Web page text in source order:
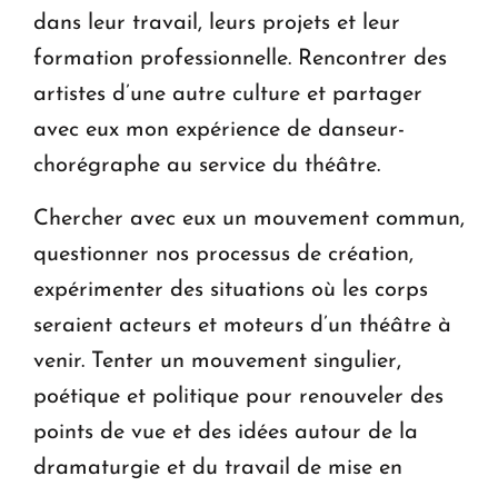
dans leur travail, leurs projets et leur
formation professionnelle. Rencontrer des
artistes d’une autre culture et partager
avec eux mon expérience de danseur-
chorégraphe au service du théâtre.
Chercher avec eux un mouvement commun,
questionner nos processus de création,
expérimenter des situations où les corps
seraient acteurs et moteurs d’un théâtre à
venir. Tenter un mouvement singulier,
poétique et politique pour renouveler des
points de vue et des idées autour de la
dramaturgie et du travail de mise en